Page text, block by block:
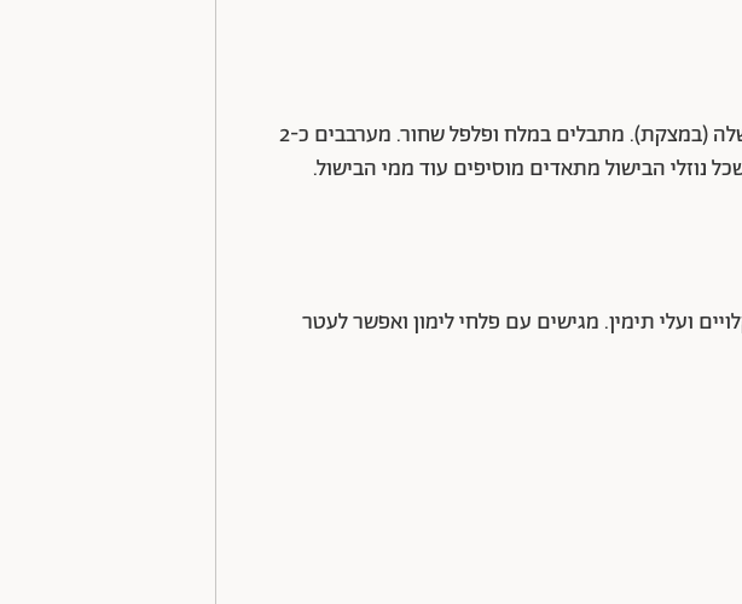
מוסיפים את הפסטה לכרישה עם מעט ממי הבישול שלה (במצקת). מתבלים במלח ופלפל שחור. מערבבים כ-2
הבישול מתאדים מוסיפים עוד ממי הבישול.
ועלי תימין. מגישים עם פלחי לימון ואפשר לעטר